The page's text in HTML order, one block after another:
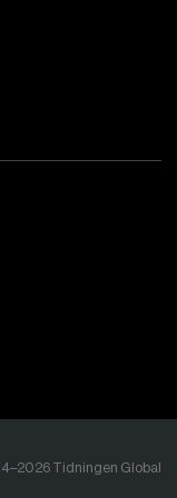
Tidningen Global